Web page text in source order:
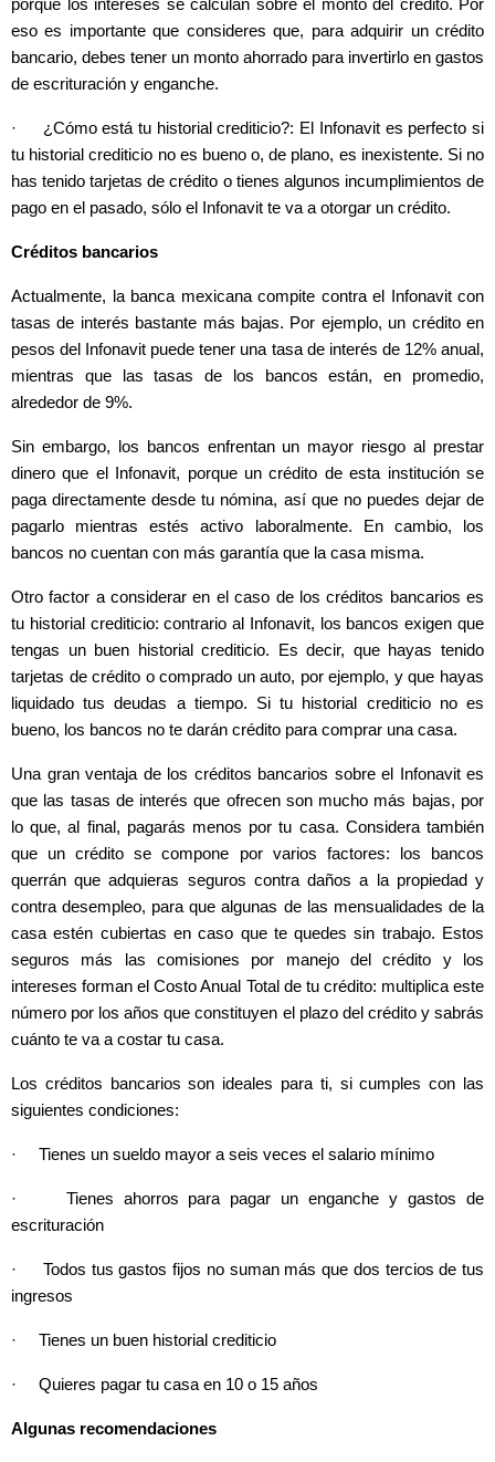
porque los intereses se calculan sobre el monto del crédito. Por
eso es importante que consideres que, para adquirir un crédito
bancario, debes tener un monto ahorrado para invertirlo en gastos
de escrituración y enganche.
· ¿Cómo está tu historial crediticio?: El Infonavit es perfecto si
tu historial crediticio no es bueno o, de plano, es inexistente. Si no
has tenido tarjetas de crédito o tienes algunos incumplimientos de
pago en el pasado, sólo el Infonavit te va a otorgar un crédito.
Créditos bancarios
Actualmente, la banca mexicana compite contra el Infonavit con
tasas de interés bastante más bajas. Por ejemplo, un crédito en
pesos del Infonavit puede tener una tasa de interés de 12% anual,
mientras que las tasas de los bancos están, en promedio,
alrededor de 9%.
Sin embargo, los bancos enfrentan un mayor riesgo al prestar
dinero que el Infonavit, porque un crédito de esta institución se
paga directamente desde tu nómina, así que no puedes dejar de
pagarlo mientras estés activo laboralmente. En cambio, los
bancos no cuentan con más garantía que la casa misma.
Otro factor a considerar en el caso de los créditos bancarios es
tu historial crediticio: contrario al Infonavit, los bancos exigen que
tengas un buen historial crediticio. Es decir, que hayas tenido
tarjetas de crédito o comprado un auto, por ejemplo, y que hayas
liquidado tus deudas a tiempo. Si tu historial crediticio no es
bueno, los bancos no te darán crédito para comprar una casa.
Una gran ventaja de los créditos bancarios sobre el Infonavit es
que las tasas de interés que ofrecen son mucho más bajas, por
lo que, al final, pagarás menos por tu casa. Considera también
que un crédito se compone por varios factores: los bancos
querrán que adquieras seguros contra daños a la propiedad y
contra desempleo, para que algunas de las mensualidades de la
casa estén cubiertas en caso que te quedes sin trabajo. Estos
seguros más las comisiones por manejo del crédito y los
intereses forman el Costo Anual Total de tu crédito: multiplica este
número por los años que constituyen el plazo del crédito y sabrás
cuánto te va a costar tu casa.
Los créditos bancarios son ideales para ti, si cumples con las
siguientes condiciones:
· Tienes un sueldo mayor a seis veces el salario mínimo
· Tienes ahorros para pagar un enganche y gastos de
escrituración
· Todos tus gastos fijos no suman más que dos tercios de tus
ingresos
· Tienes un buen historial crediticio
· Quieres pagar tu casa en 10 o 15 años
Algunas recomendaciones